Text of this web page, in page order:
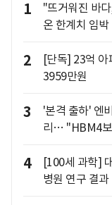
1
"뜨거워진 바
온 한계치 임박
2
[단독] 23억
3959만원
3
'본격 출하' 엔
리… "HBM4보
4
[100세 과학]
병원 연구 결과